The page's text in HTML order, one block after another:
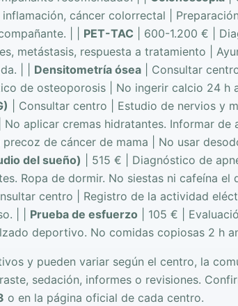
cáncer colorrectal |
| | PET-TAC | 600-1.200 € |
metástasis, respuesta a tratamiento |
| | Densitometría ósea | Consultar
de osteoporosis | No ingerir calcio 24 h
| Consultar centro | Estudio de nervios y
aplicar cremas hidratantes. Informar de
precoz de cáncer de mama | No usar
del sueño) | 515 € | Diagnóstico de
Ropa de dormir. No siestas ni cafeína el
centro | Registro de la actividad
| | Prueba de esfuerzo | 105 € |
deportivo. No comidas copiosas 2 h
y pueden variar según el centro, la
sedación, informes o revisiones.
o en la página oficial de cada centro.